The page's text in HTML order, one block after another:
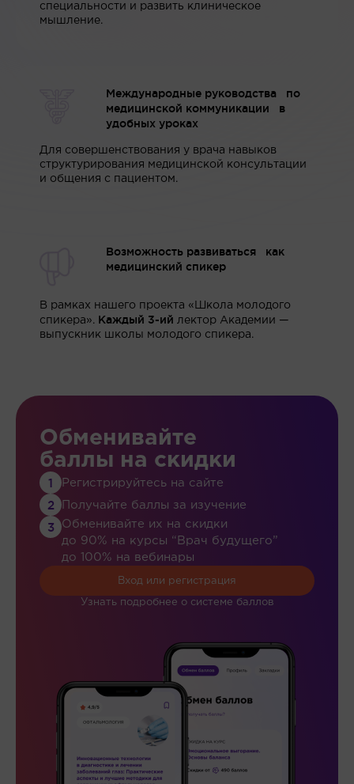
специальности и развить клиническое
мышление.
Международные руководства по
медицинской коммуникации в
удобных уроках
Для совершенствования у врача навыков
структурирования медицинской консультации
и общения с пациентом.
Возможность развиваться как
медицинский спикер
В рамках нашего проекта «‎Школа молодого
спикера». Каждый 3-ий лектор Академии —
выпускник школы молодого спикера.
Обменивайте
баллы на скидки
Регистрируйтесь на сайте
Получайте баллы за изучение
Обменивайте их на скидки
до 90% на курсы “Врач будущего”
до 100% на вебинары
Вход или регистрация
Узнать подробнее о системе баллов